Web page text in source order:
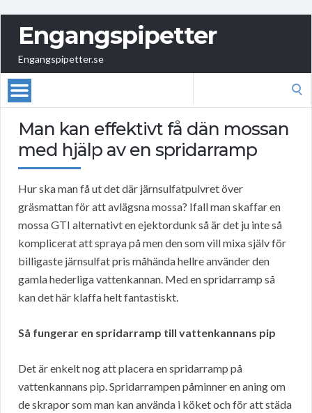
Engangspipetter
Engangspipetter.se
Man kan effektivt få dän mossan
med hjälp av en spridarramp
Hur ska man få ut det där järnsulfatpulvret över
gräsmattan för att avlägsna mossa? Ifall man skaffar en
mossa GTI alternativt en ejektordunk så är det ju inte så
komplicerat att spraya på men den som vill mixa själv för
billigaste järnsulfat pris måhända hellre använder den
gamla hederliga vattenkannan. Med en spridarramp så
kan det här klaffa helt fantastiskt.
Så fungerar en spridarramp till vattenkannans pip
Det är enkelt nog att placera en spridarramp på
vattenkannans pip. Spridarrampen påminner en aning om
de skrapor som man kan använda i köket och för att städa